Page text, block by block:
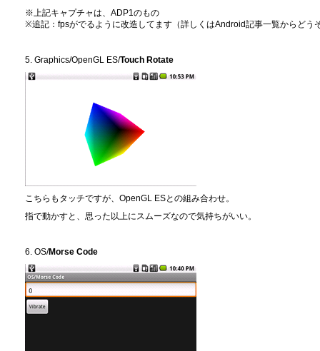
※上記キャプチャは、ADP1のもの
※追記：fpsがでるように改造してます（詳しくはAndroid記事一覧からどう
5. Graphics/OpenGL ES/Touch Rotate
こちらもタッチですが、OpenGL ESとの組み合わせ。
指で動かすと、思った以上にスムーズなので気持ちがいい。
6. OS/Morse Code